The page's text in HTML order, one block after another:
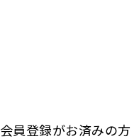
会員登録がお済みの方